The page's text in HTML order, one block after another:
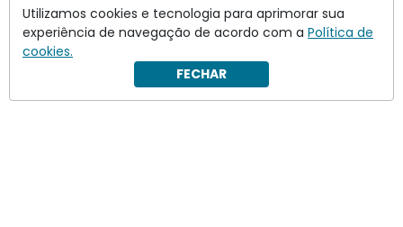
Utilizamos cookies e tecnologia para aprimorar sua
experiência de navegação de acordo com a Política de
cookies.
FECHAR